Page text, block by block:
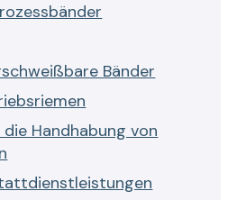
Bänder
Handhabung von